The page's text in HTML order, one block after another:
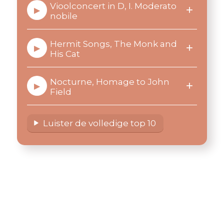
▶
Vioolconcert in D, I. Moderato
nobile
+
▶
Hermit Songs, The Monk and
His Cat
+
▶
Nocturne, Homage to John
Field
+
Luister de volledige top 10